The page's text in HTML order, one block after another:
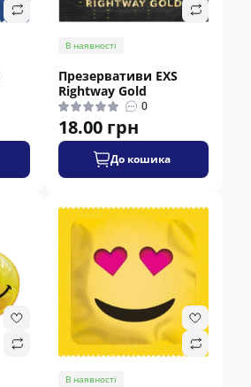
В наявності
Презервативи EXS
Rightway Gold
0
18.00 грн
До кошика
В наявності